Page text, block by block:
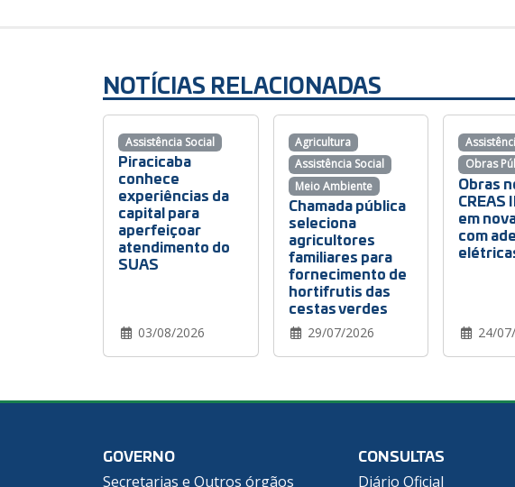
NOTÍCIAS RELACIONADAS
Piracicaba
conhece
experiências da
capital para
aperfeiçoar
atendimento do
SUAS
03/08/2026
Assistência Social
Chamada pública
seleciona
agricultores
familiares para
fornecimento de
hortifrutis das
cestas verdes
29/07/2026
Agricultura
Assistência Social
Meio Ambiente
Obras
CREAS
em
com
24/
Obras
GOVERNO
Secretarias e Outros órgãos
CONSULTAS
Diário Oficial